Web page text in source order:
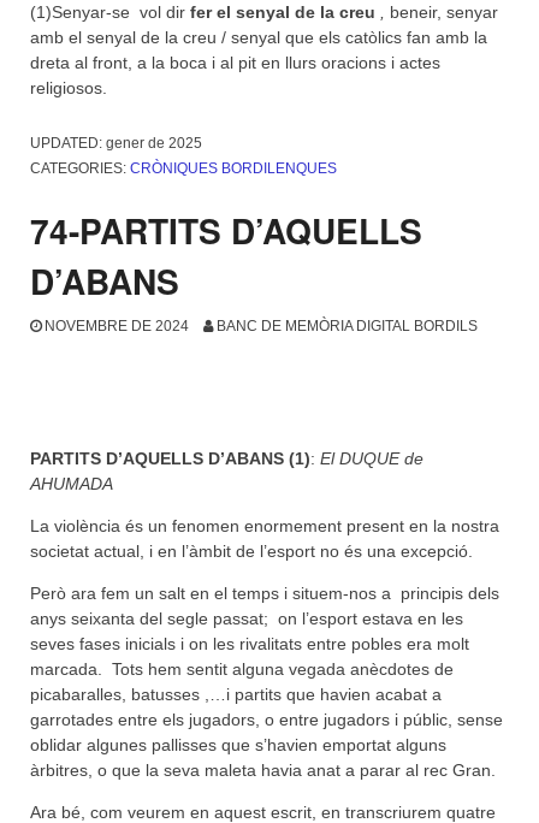
(1)Senyar-se vol dir fer el senyal de la creu
beneir, senyar
amb el senyal de la creu / senyal que els catòlics fan amb la
dreta al front, a la boca i al pit en llurs oracions i actes
religiosos.
UPDATED: gener de 2025
CATEGORIES: CRÒNIQUES BORDILENQUES
74-PARTITS D’AQUELLS
D’ABANS
NOVEMBRE DE 2024 BANC DE MEMÒRIA DIGITAL BORDILS
PARTITS D’AQUELLS D’ABANS (1): El DUQUE de
AHUMADA
La violència és un fenomen enormement present en la nostra
societat actual, i en l’àmbit de l’esport no és una excepció.
Però ara fem un salt en el temps i situem-nos a principis dels
anys seixanta del segle passat; on l’esport estava en les
seves fases inicials i on les rivalitats entre pobles era molt
marcada. Tots hem sentit alguna vegada anècdotes de
picabaralles, batusses ,…i partits que havien acabat a
garrotades entre els jugadors, o entre jugadors i públic, sense
oblidar algunes pallisses que s’havien emportat alguns
àrbitres, o que la seva maleta havia anat a parar al rec Gran.
Ara bé, com veurem en aquest escrit, en transcriurem quatre